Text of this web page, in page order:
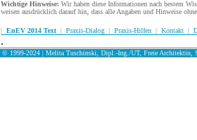
Wichtige Hinweise: Wir haben diese Informationen nach bestem
weisen ausdrücklich darauf hin, dass alle Angaben und Hinweise
| EnEV 2014 Text | Praxis-Dialog | Praxis-Hilfen | Kontakt |
.
© 1999-2024 | Melita Tuschinski, Dipl.-Ing./UT, Freie Architektin,